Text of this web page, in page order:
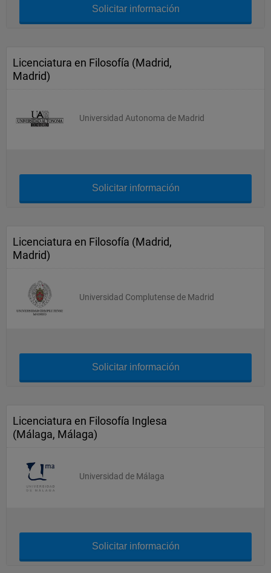
Solicitar información
Licenciatura en Filosofía (Madrid,
Madrid)
Universidad Autonoma de Madrid
Solicitar información
Licenciatura en Filosofía (Madrid,
Madrid)
Universidad Complutense de Madrid
Solicitar información
Licenciatura en Filosofía Inglesa
(Málaga, Málaga)
Universidad de Málaga
Solicitar información